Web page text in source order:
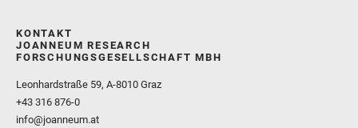
KONTAKT
JOANNEUM RESEARCH
FORSCHUNGSGESELLSCHAFT MBH
Leonhardstraße 59, A-8010 Graz
+43 316 876-0
info@joanneum.at